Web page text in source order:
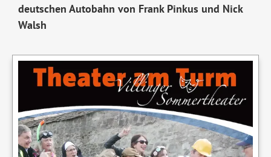
deutschen Autobahn von Frank Pinkus und Nick
Walsh